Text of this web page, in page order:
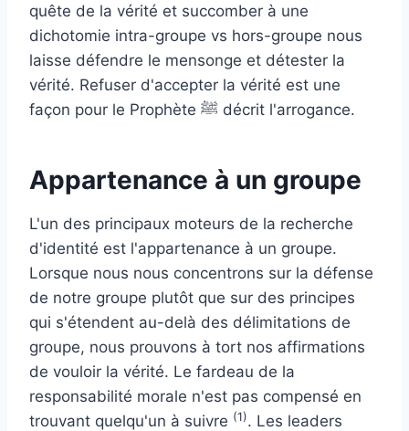
quête de la vérité et succomber à une
dichotomie intra-groupe vs hors-groupe nous
laisse défendre le mensonge et détester la
vérité. Refuser d'accepter la vérité est une
façon pour le Prophète ﷺ décrit l'arrogance.
Appartenance à un groupe
L'un des principaux moteurs de la recherche
d'identité est l'appartenance à un groupe.
Lorsque nous nous concentrons sur la défense
de notre groupe plutôt que sur des principes
qui s'étendent au-delà des délimitations de
groupe, nous prouvons à tort nos affirmations
de vouloir la vérité. Le fardeau de la
responsabilité morale n'est pas compensé en
trouvant quelqu'un à suivre (1). Les leaders